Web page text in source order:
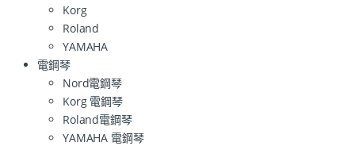
Korg
Roland
YAMAHA
電鋼琴
Nord電鋼琴
Korg 電鋼琴
Roland電鋼琴
YAMAHA 電鋼琴